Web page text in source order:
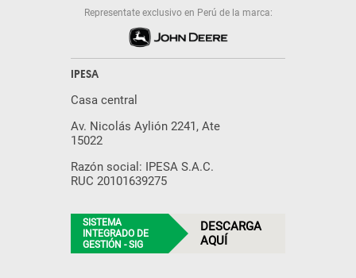
Representate exclusivo en Perú de la marca:
IPESA
Casa central
Av. Nicolás Aylión 2241, Ate
15022
Razón social: IPESA S.A.C.
RUC 20101639275
SISTEMA
INTEGRADO DE
GESTIÓN - SIG
DESCARGA
AQUÍ